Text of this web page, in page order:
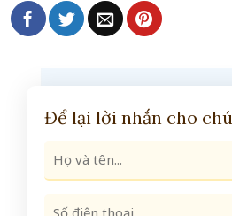
Để lại lời nhắn cho